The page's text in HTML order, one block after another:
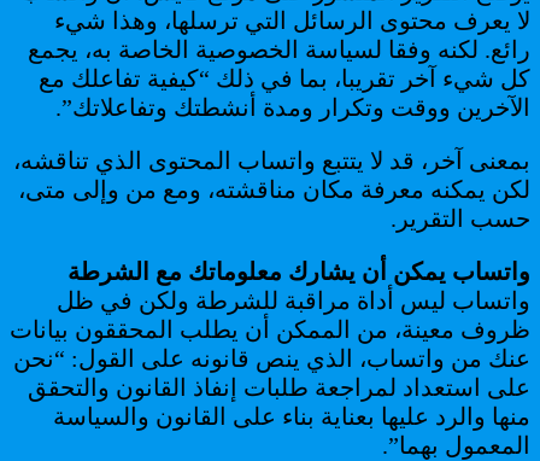
لا يعرف محتوى الرسائل التي ترسلها، وهذا شيء
رائع. لكنه وفقا لسياسة الخصوصية الخاصة به، يجمع
كل شيء آخر تقريبا، بما في ذلك “كيفية تفاعلك مع
الآخرين ووقت وتكرار ومدة أنشطتك وتفاعلاتك”.
بمعنى آخر، قد لا يتتبع واتساب المحتوى الذي تناقشه،
لكن يمكنه معرفة مكان مناقشته، ومع من وإلى متى،
حسب التقرير.
واتساب يمكن أن يشارك معلوماتك مع الشرطة
واتساب ليس أداة مراقبة للشرطة ولكن في ظل
ظروف معينة، من الممكن أن يطلب المحققون بيانات
عنك من واتساب، الذي ينص قانونه على القول: “نحن
على استعداد لمراجعة طلبات إنفاذ القانون والتحقق
منها والرد عليها بعناية بناء على القانون والسياسة
المعمول بهما”.